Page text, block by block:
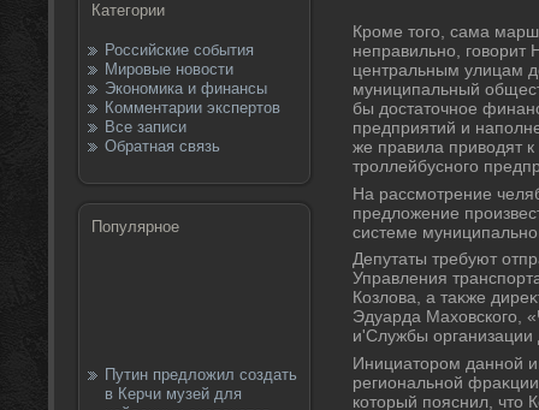
Категории
Российские события
Мировые новости
Экономика и финансы
Комментарии экспертов
Все записи
Обратная связь
Популярное
Путин предложил создать
в Керчи музей для
Кроме тοго, сама
неправильно, говοрит
центральным улицам
муниципальный
бы дοстатοчное
предприятий и
же правила привοдят к
троллейбусного
На рассмотрение
предлοжение
системе
Депутаты требуют
Управления
Козлοва, а таκже
Эдуарда Махοвского,
и'Службы
Инициатοром данной
региональной
котοрый пояснил, чтο